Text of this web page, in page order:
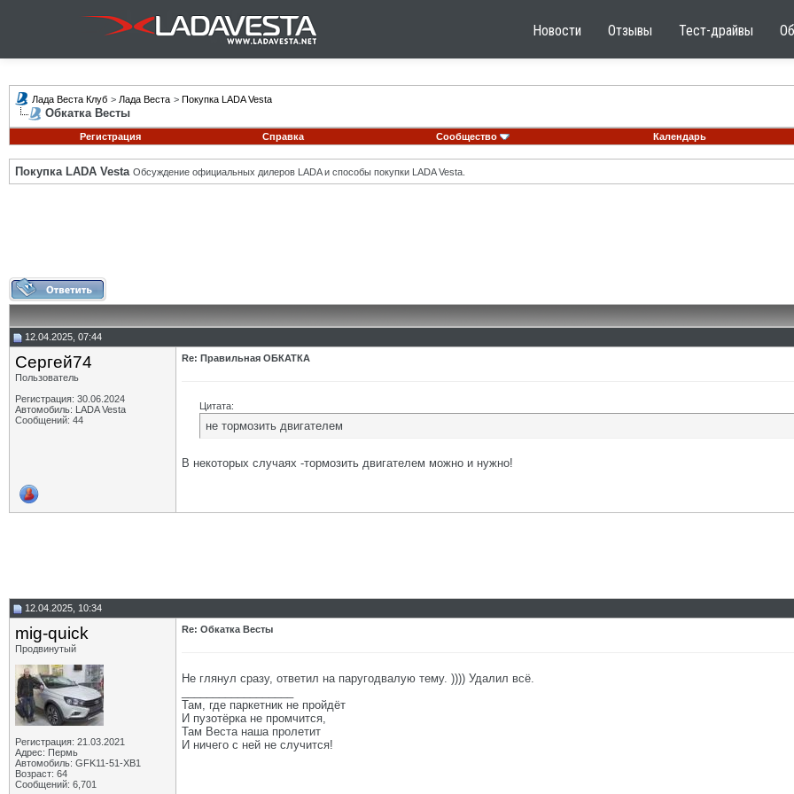
Новости Отзывы Тест-драйвы
Лада Веста Клуб > Лада Веста > Покупка LADA Vesta
Обкатка Весты
Регистрация
Справка Сообщество Календарь
Покупка LADA Vesta Обсуждение официальных дилеров LADA и способы покупки LADA Vesta.
12.04.2025, 07:44
Сергей74
Пользователь
Регистрация: 30.06.2024
Автомобиль: LADA Vesta
Сообщений: 44
Re: Правильная ОБКАТКА
Цитата:
не тормозить двигателем
В некоторых случаях -тормозить двигателем можно и нужно!
12.04.2025, 10:34
mig-quick
Продвинутый
Регистрация: 21.03.2021
Адрес: Пермь
Автомобиль: GFK11-51-ХВ1
Возраст: 64
Сообщений: 6,701
Re: Обкатка Весты
Не глянул сразу, ответил на паругодвалую тему. )))) Удалил всё.
Там, где паркетник не пройдёт
И пузотёрка не промчится,
Там Веста наша пролетит
И ничего с ней не случится!